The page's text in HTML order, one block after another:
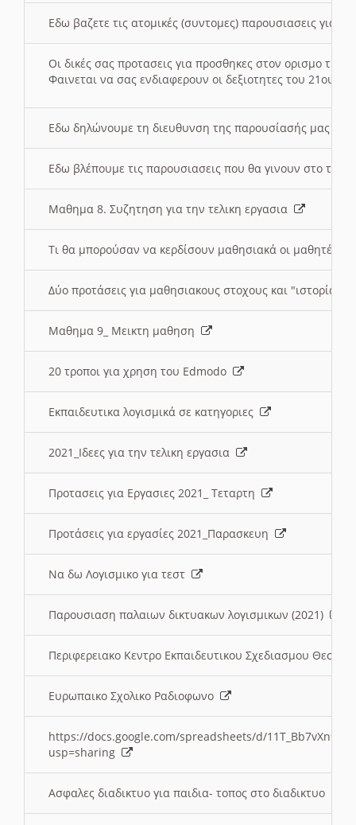
Εδω βαζετε τις ατομικές (συντομες) παρουσιασεις για
Οι δικές σας προτασεις για προσθηκες στον ορισμο
Φαινεται να σας ενδιαφερουν οι δεξιοτητες του 21ου
Εδω δηλώνουμε τη διευθυνση της παρουσίασής μας
Εδω βλέπουμε τις παρουσιασεις που θα γινουν στο
Μαθημα 8. Συζητηση για την τελικη εργασια
Τι θα μπορούσαν να κερδίσουν μαθησιακά οι μαθητές/
Δύο προτάσεις για μαθησιακους στοχους και "ιστορία"
Μαθημα 9_ Μεικτη μαθηση
20 τροποι για χρηση του Edmodo
Εκπαιδευτικα λογισμικά σε κατηγοριες
2021_Ιδεες για την τελικη εργασια
Προτασεις για Εργασιες 2021_ Τεταρτη
Προτάσεις για εργασίες 2021_Παρασκευη
Να δω Λογισμικο για τεστ
Παρουσιαση παλαιων δικτυακων λογισμικων (2021)
Περιφερειακο Κεντρο Εκπαιδευτικου Σχεδιασμου
Ευρωπαικο Σχολικο Ραδιοφωνο
https://docs.google.com/spreadsheets/d/
usp=sharing
Ασφαλες διαδικτυο για παιδια- τοπος στο διαδικτυο